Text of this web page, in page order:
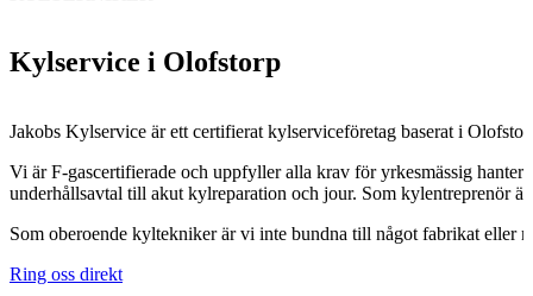
Kylservice i Olofstorp
Jakobs Kylservice är ett certifierat kylserviceföretag baserat i
Vi är F-gascertifierade och uppfyller alla krav för yrkesmässig
underhållsavtal till akut kylreparation och jour. Som kylentreprenör
Som oberoende kyltekniker är vi inte bundna till något fabrikat eller
Ring oss direkt